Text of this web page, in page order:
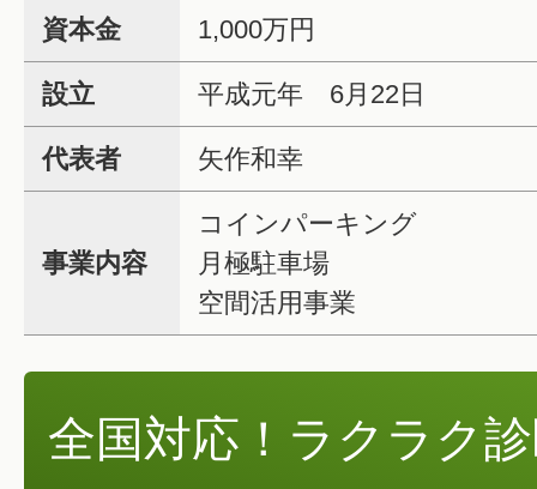
資本金 1,000万円
設立 平成元年 6月22日
代表者 矢作和幸
事業内容
コインパーキング
月極駐車場
空間活用事業
全国対応！ラクラク